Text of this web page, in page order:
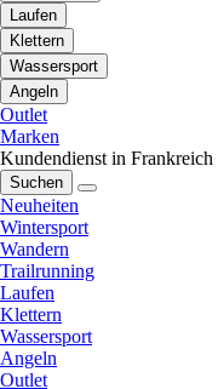
Laufen
Klettern
Wassersport
Angeln
Outlet
Marken
Kundendienst in Frankreich
Suchen
Neuheiten
Wintersport
Wandern
Trailrunning
Laufen
Klettern
Wassersport
Angeln
Outlet